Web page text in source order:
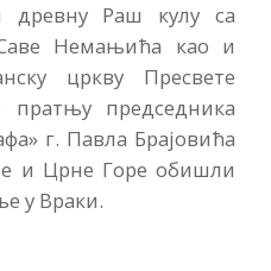
древну Раш кулу са
Немањића као и
цркву Пресвете
пратњу председника
г. Павла Брајовића
и Црне Горе обишли
у Враки.